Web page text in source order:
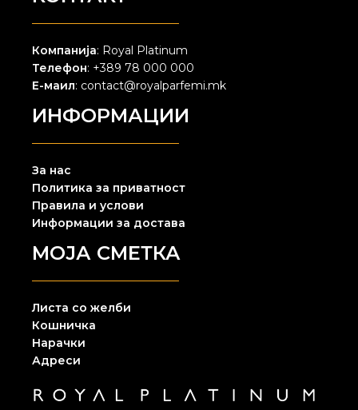
Компанија: Royal Platinum
Телефон: +389 78 000 000
Е-маил: contact@royalparfemi.mk
ИНФОРМАЦИИ
За нас
Политика за приватност
Правила и услови
Информации за достава
МОЈА СМЕТКА
Листа со желби
Кошничка
Нарачки
Адреси